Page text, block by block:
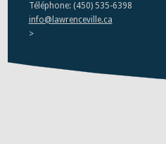
Téléphone: (450) 535-6398
info@lawrenceville.ca
>